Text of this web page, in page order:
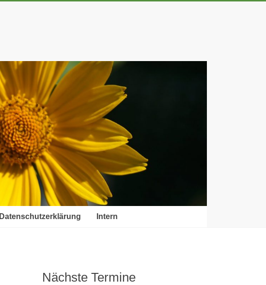
Datenschutzerklärung Intern
Nächste Termine